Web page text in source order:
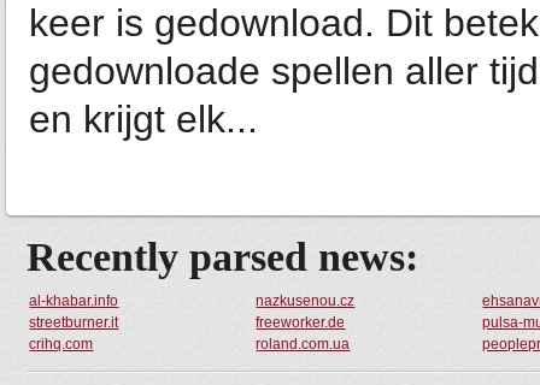
keer is gedownload. Dit
gedownloade spellen aller
en krijgt elk...
Recently parsed news:
al-khabar.info nazkusenou.cz
streetburner.it
freeworker.de
pulsa-
crihq.com
roland.com.ua